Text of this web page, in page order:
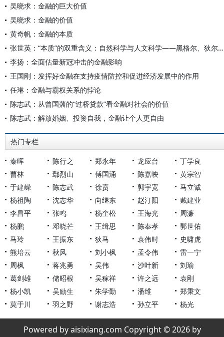
吴晓求：金融的巨大价值
吴晓求：金融的价值
黄奇帆：金融的本质
张世英：“本质”的双重含义：自然科学与人文科学——黑格尔、狄尔泰、胡塞尔之间的一点链接
李扬：全面估量新冠冲击的金融影响
王国刚：发挥好金融在支持疫情防控和促进经济发展中的作用
任琳：金融与霸权关系的悖论
陈志武：从曾国藩的“过桥贷款”看金融对社会的价值
陈志武：解放婚姻、投资自我，金融让个人更自由
热门专栏
秦晖 陈行之 郑永年 龙应台
丁学良
曹林
鄢烈山 傅国涌 陈嘉映
黄宗智
于建嵘
陈志武 徐贲 郭宇宽
马立诚
杨祖陶
沈志华 向继东 赵汀阳
戴建业
李昌平
张鸣 杨奎松 王海光
周濂
杨鹏
邓晓芒 王缉思 陈奉孝
郭世佑
马玲
王振东 狄马 袁伟时
史啸虎
熊培云
秋风 刘小枫 孟令伟
雷一宁
周枫
蒋兆勇 吴伟 沙叶新
刘瑜
葛剑雄
储昭根 吴稼祥 许之远
袁刚
杨小凯
吴励生 朱学勤 潘维
郑秉文
莫于川
羽之野 谢志浩 孙立平 杨光
Powered by aisixiang.com Copyright © 2026 by